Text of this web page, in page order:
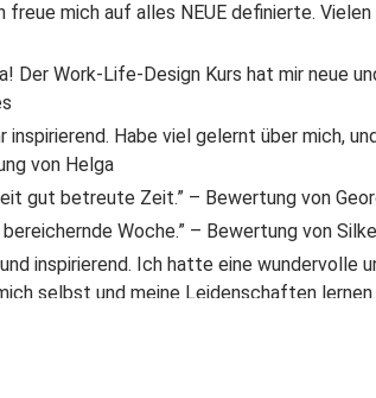
mich auf alles NEUE definierte. Vielen
Der Work-Life-Design Kurs hat mir neue
inspirierend. Habe viel gelernt über mich,
von Helga
gut betreute Zeit.” – Bewertung von
Woche.” – Bewertung von Silke
inspirierend. Ich hatte eine wundervolle
selbst und meine Leidenschaften
hast. Isa ist eine inspirierende,